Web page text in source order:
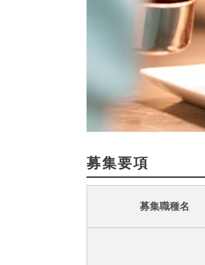
募集要項
募集職種名